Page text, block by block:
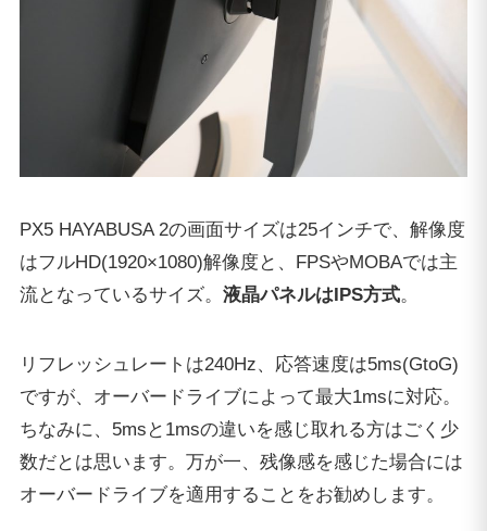
PX5 HAYABUSA 2の画面サイズは25インチで、解像度
はフルHD(1920×1080)解像度と、FPSやMOBAでは主
流となっているサイズ。 液晶パネルはIPS方式。
リフレッシュレートは240Hz、応答速度は5ms(GtoG)
ですが、オーバードライブによって最大1msに対応。
ちなみに、5msと1msの違いを感じ取れる方はごく少
数だとは思います。万が一、残像感を感じた場合には
オーバードライブを適用することをお勧めします。